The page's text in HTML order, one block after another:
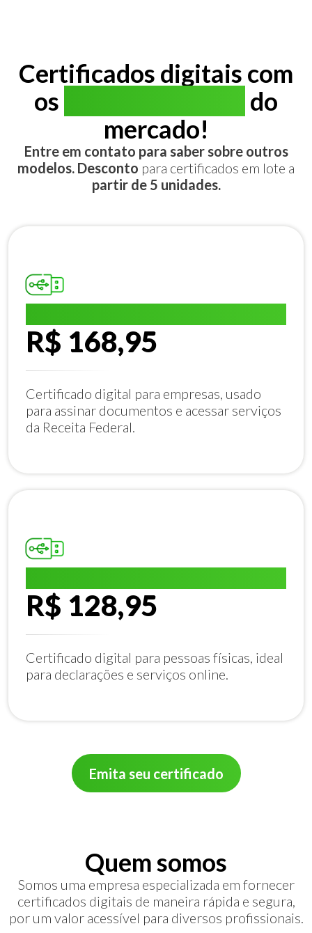
Certificados digitais com
os
do
mercado!
Entre em contato para saber sobre outros
modelos. Desconto para certificados em lote a
partir de 5 unidades.
R$ 168,95
Certificado digital para empresas, usado
para assinar documentos e acessar serviços
da Receita Federal.
R$ 128,95
Certificado digital para pessoas físicas, ideal
para declarações e serviços online.
Emita seu certificado
Quem somos
Somos uma empresa especializada em fornecer
certificados digitais de maneira rápida e segura,
por um valor acessível para diversos profissionais.